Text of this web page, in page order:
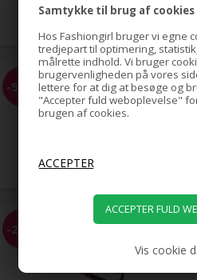
Samtykke til brug af cookies
Hos Fashiongirl bruger vi egne
tredjepart til optimering,
målrette indhold. Vi bruger
brugervenligheden på vores
lettere for at dig at besøge og
"Accepter fuld weboplevelse"
brugen af cookies.
Vis cookie
-51%
-26%